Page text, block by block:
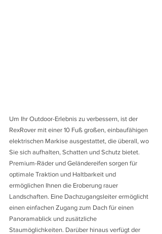
Um Ihr Outdoor-Erlebnis zu verbessern, ist der
RexRover mit einer 10 Fuß großen, einbaufähigen
elektrischen Markise ausgestattet, die überall, wo
Sie sich aufhalten, Schatten und Schutz bietet.
Premium-Räder und Geländereifen sorgen für
optimale Traktion und Haltbarkeit und
ermöglichen Ihnen die Eroberung rauer
Landschaften. Eine Dachzugangsleiter ermöglicht
einen einfachen Zugang zum Dach für einen
Panoramablick und zusätzliche
Staumöglichkeiten. Darüber hinaus verfügt der